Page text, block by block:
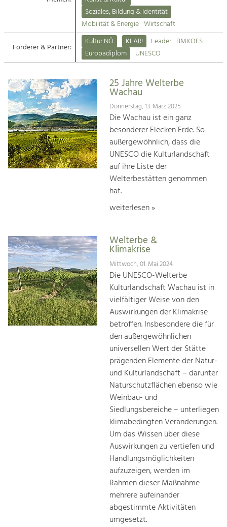
Suche
Impressum
Kontakt
Angebotsentwicklung und
Handwerk, Wissenschaft und Forschung.
Soziales, Bildung &
Identität
Gleichberechtigung, Jugend und
Integration
Mobilität & Energie
Klimawandel, öffentlicher Verkehr und
Steigerung regionaler Wertschöpfung
Soziales, Bildung & Identität
Mobilität & Energie Wirtschaft
Förderer & Partner:
Kultur NÖ KLAR! Leader BMKOES
Europadiplom
UNESCO
25 Jahre Welterbe
Wachau
Donnerstag, 13. März 2025
Die Wachau ist ein ganz
besonderer Flecken Erde. So
außergewöhnlich, dass die
UNESCO die Kulturlandschaft
auf ihre Liste der
Welterbestätten genommen
hat.
weiterlesen »
Welterbe &
Klimakrise
Mittwoch, 01. Mai 2024
Die UNESCO-Welterbe
Kulturlandschaft Wachau ist in
vielfältiger Weise von den
Auswirkungen der Klimakrise
betroffen. Insbesondere die für
den außergewöhnlichen
universellen Wert der Stätte
prägenden Elemente der Natur-
und Kulturlandschaft – darunter
Naturschutzflächen ebenso wie
Weinbau- und
Siedlungsbereiche – unterliegen
klimabedingten Veränderungen.
Um das Wissen über diese
Auswirkungen zu vertiefen und
Handlungsmöglichkeiten
aufzuzeigen, werden im
Rahmen dieser Maßnahme
mehrere aufeinander
abgestimmte Aktivitäten
umgesetzt.